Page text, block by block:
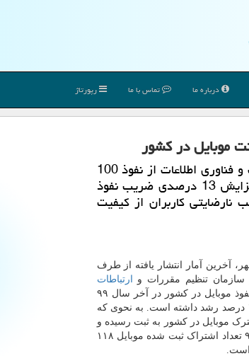
درباره ما تماس با ما رپورتاژ
گزارش آماری بخش ارتباطات و فناوری اطلاعات از نفوذ 100
درصدی اینترنت همراه و افزایش 13 درصدی ضریب نفوذ
کاربران از کیفیت
آخرین آمار انتشار یافته از طرف
سازمان تنظیم مقررات و
ارتباطات
رادیویی نشان میدهد که ضریب نفوذ موبایل در کشور در آخر سال ۹۹
نسبت به انتها سال ۹۸ بیش از ۱۳ درصد رشد داشته است. به نحوی که
و ۵۴ هزار مشترک موبایل در کشور به ثبت رسیده و
این در حالیست که تا آخر سال ۹۸ تعداد اشتراک ثبت شده موبایل ۱۱۸